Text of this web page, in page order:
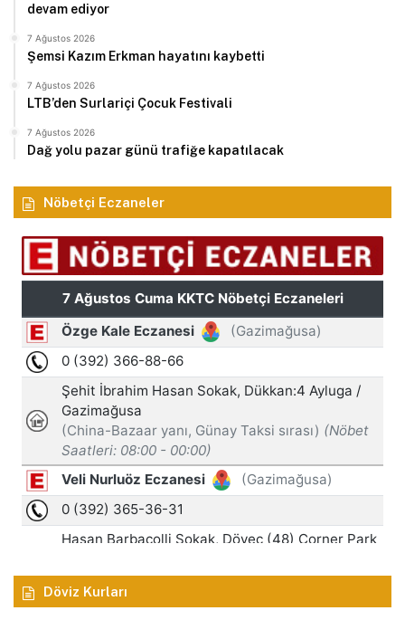
devam ediyor
7 Ağustos 2026
Şemsi Kazım Erkman hayatını kaybetti
7 Ağustos 2026
LTB’den Surlariçi Çocuk Festivali
7 Ağustos 2026
Dağ yolu pazar günü trafiğe kapatılacak
Nöbetçi Eczaneler
Döviz Kurları